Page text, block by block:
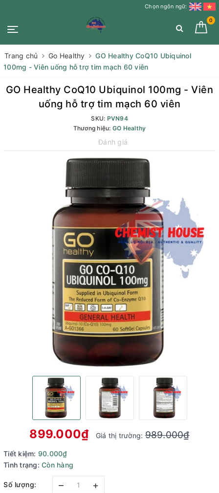
Chọn ngôn ngữ:
0
Trang chủ Go Healthy
GO Healthy CoQ10 Ubiquinol
100mg - Viên uống hỗ trợ tim mạch 60 viên
GO Healthy CoQ10 Ubiquinol 100mg - Viên
uống hỗ trợ tim mạch 60 viên
SKU: PVN94
Thương hiệu: GO Healthy
Đánh giá
899.000₫ Giá thị trường:989.000₫
Tiết kiệm: 90.000₫
Tình trạng: Còn hàng
Số lượng: – +